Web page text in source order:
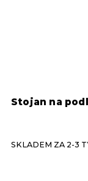
Stojan na
SKLADEM ZA 2-3